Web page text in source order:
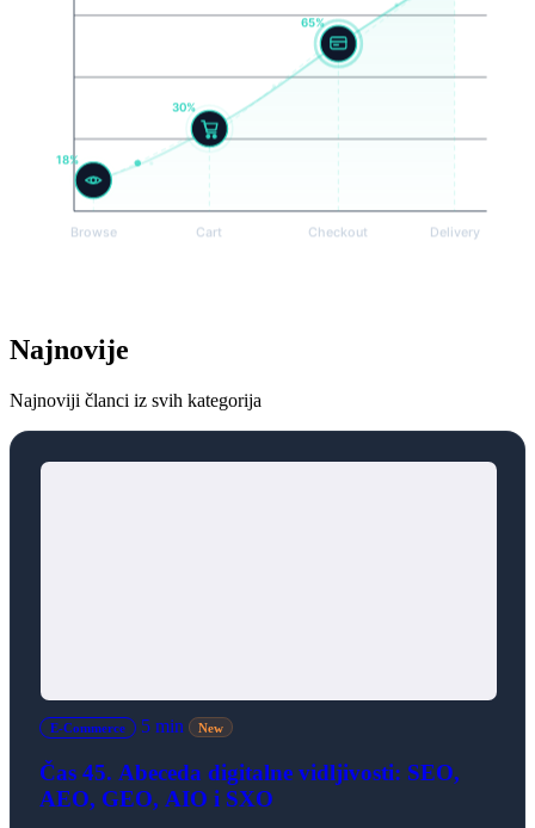
Najnovije
Najnoviji članci iz svih kategorija
E-Commerce 5 min New
Čas 45. Abeceda digitalne vidljivosti: SEO,
AEO, GEO, AIO i SXO